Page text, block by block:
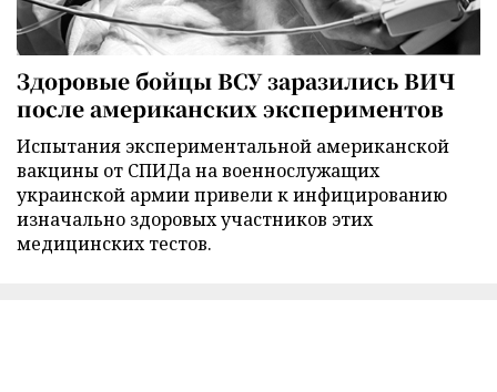
Здоровые бойцы ВСУ заразились ВИЧ
после американских экспериментов
Испытания экспериментальной американской
вакцины от СПИДа на военнослужащих
украинской армии привели к инфицированию
изначально здоровых участников этих
медицинских тестов.